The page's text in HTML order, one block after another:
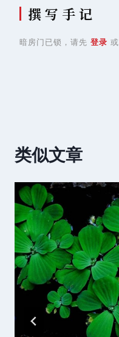
撰 写 手 记
暗房门已锁，请先 登录 或
类似文章